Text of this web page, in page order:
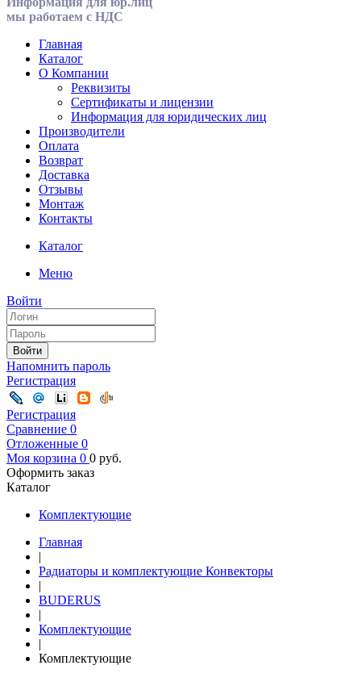
мы работаем с НДС
Главная
Каталог
О Компании
Реквизиты
Сертификаты и лицензии
Информация для юридических лиц
Производители
Оплата
Возврат
Доставка
Отзывы
Монтаж
Контакты
Каталог
Меню
Войти
Войти
Напомнить пароль
Регистрация
Регистрация
Сравнение 0
Отложенные 0
Моя корзина 0 0 руб.
Оформить заказ
Каталог
Комплектующие
Главная
|
Радиаторы и комплектующие Конвекторы
|
BUDERUS
|
Комплектующие
|
Комплектующие